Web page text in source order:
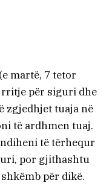
martë, 7 tetor
rritje për siguri dhe
zgjedhjet tuaja në
të ardhmen tuaj.
të tërhequr
por gjithashtu
për dikë.